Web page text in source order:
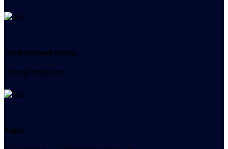
Электронная почта
admin@helpsant.ru
Адрес